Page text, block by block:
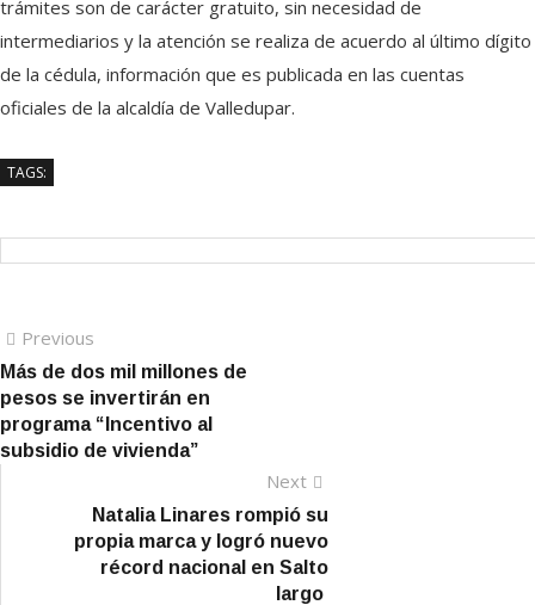
trámites son de carácter gratuito, sin necesidad de
intermediarios y la atención se realiza de acuerdo al último dígito
de la cédula, información que es publicada en las cuentas
oficiales de la alcaldía de Valledupar.
TAGS:
Navegación
de
entradas
Previous
post:
Más de dos mil millones de
pesos se invertirán en
programa “Incentivo al
subsidio de vivienda”
Next
Natalia Linares rompió su
propia marca y logró nuevo
récord nacional en Salto
largo